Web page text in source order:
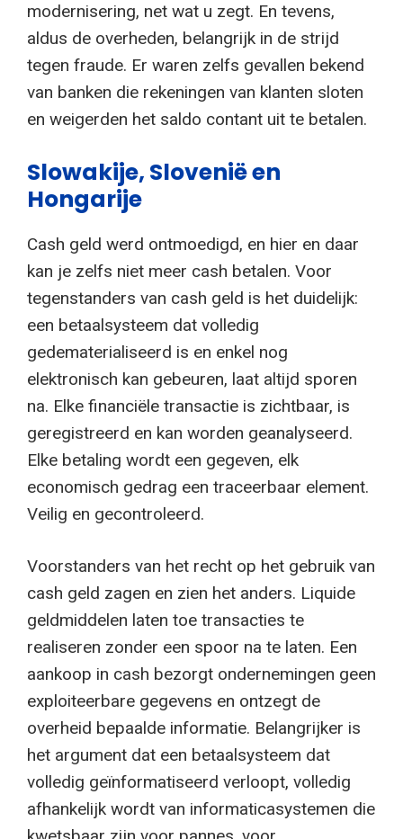
modernisering, net wat u zegt. En tevens,
aldus de overheden, belangrijk in de strijd
tegen fraude. Er waren zelfs gevallen bekend
van banken die rekeningen van klanten sloten
en weigerden het saldo contant uit te betalen.
Slowakije, Slovenië en
Hongarije
Cash geld werd ontmoedigd, en hier en daar
kan je zelfs niet meer cash betalen. Voor
tegenstanders van cash geld is het duidelijk:
een betaalsysteem dat volledig
gedematerialiseerd is en enkel nog
elektronisch kan gebeuren, laat altijd sporen
na. Elke financiële transactie is zichtbaar, is
geregistreerd en kan worden geanalyseerd.
Elke betaling wordt een gegeven, elk
economisch gedrag een traceerbaar element.
Veilig en gecontroleerd.
Voorstanders van het recht op het gebruik van
cash geld zagen en zien het anders. Liquide
geldmiddelen laten toe transacties te
realiseren zonder een spoor na te laten. Een
aankoop in cash bezorgt ondernemingen geen
exploiteerbare gegevens en ontzegt de
overheid bepaalde informatie. Belangrijker is
het argument dat een betaalsysteem dat
volledig geïnformatiseerd verloopt, volledig
afhankelijk wordt van informaticasystemen die